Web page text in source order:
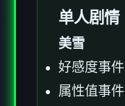
单人剧情
美雪
好感度事件
属性值事件